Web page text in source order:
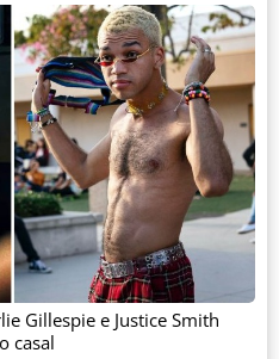
Gillespie e Justice Smith
casal